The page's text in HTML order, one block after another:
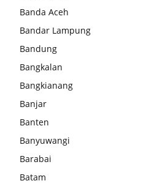
Banda Aceh
Bandar Lampung
Bandung
Bangkalan
Bangkianang
Banjar
Banten
Banyuwangi
Barabai
Batam